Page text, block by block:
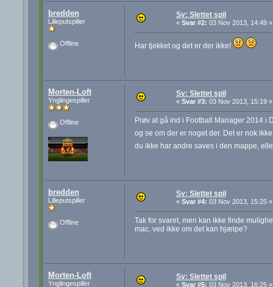
bredden
Lilleputspiller
Offline
Sv: Slettet spil
« Svar #2: 03 Nov 2013, 14:49 »
Har tjekket og det er der ikke!
Morten-Loft
Ynglingespiller
Offline
Sv: Slettet spil
« Svar #3: 03 Nov 2013, 15:19 »
Prøv at gå ind i Football Manager 2014 i
og se om der er noget der. Det er nok
du ikke har andre saves i den mappe,
bredden
Lilleputspiller
Offline
Sv: Slettet spil
« Svar #4: 03 Nov 2013, 15:25 »
Tak for svaret, men kan ikke finde
mac, ved ikke om det kan hjælpe?
Morten-Loft
Ynglingespiller
Sv: Slettet spil
« Svar #5: 03 Nov 2013, 16:25 »